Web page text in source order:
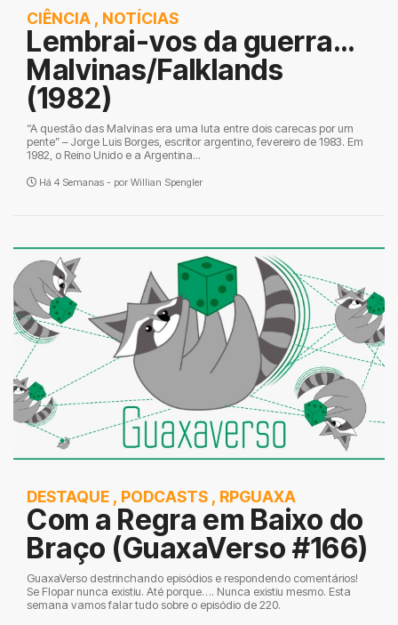
CIÊNCIA , NOTÍCIAS
Lembrai-vos da guerra…
Malvinas/Falklands
(1982)
“A questão das Malvinas era uma luta entre dois carecas por um
pente” – Jorge Luis Borges, escritor argentino, fevereiro de 1983. Em
1982, o Reino Unido e a Argentina...
Há 4 Semanas - por Willian Spengler
DESTAQUE , PODCASTS , RPGUAXA
Com a Regra em Baixo do
Braço (GuaxaVerso #166)
GuaxaVerso destrinchando episódios e respondendo comentários!
Se Flopar nunca existiu. Até porque…. Nunca existiu mesmo. Esta
semana vamos falar tudo sobre o episódio de 220.